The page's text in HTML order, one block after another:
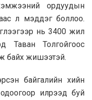
ордуудын
л мэддэг боллоо.
нь 3400 жил
Таван Толгойгоос
байх жишээтэй.
байгалийн хийн
илрээд буй